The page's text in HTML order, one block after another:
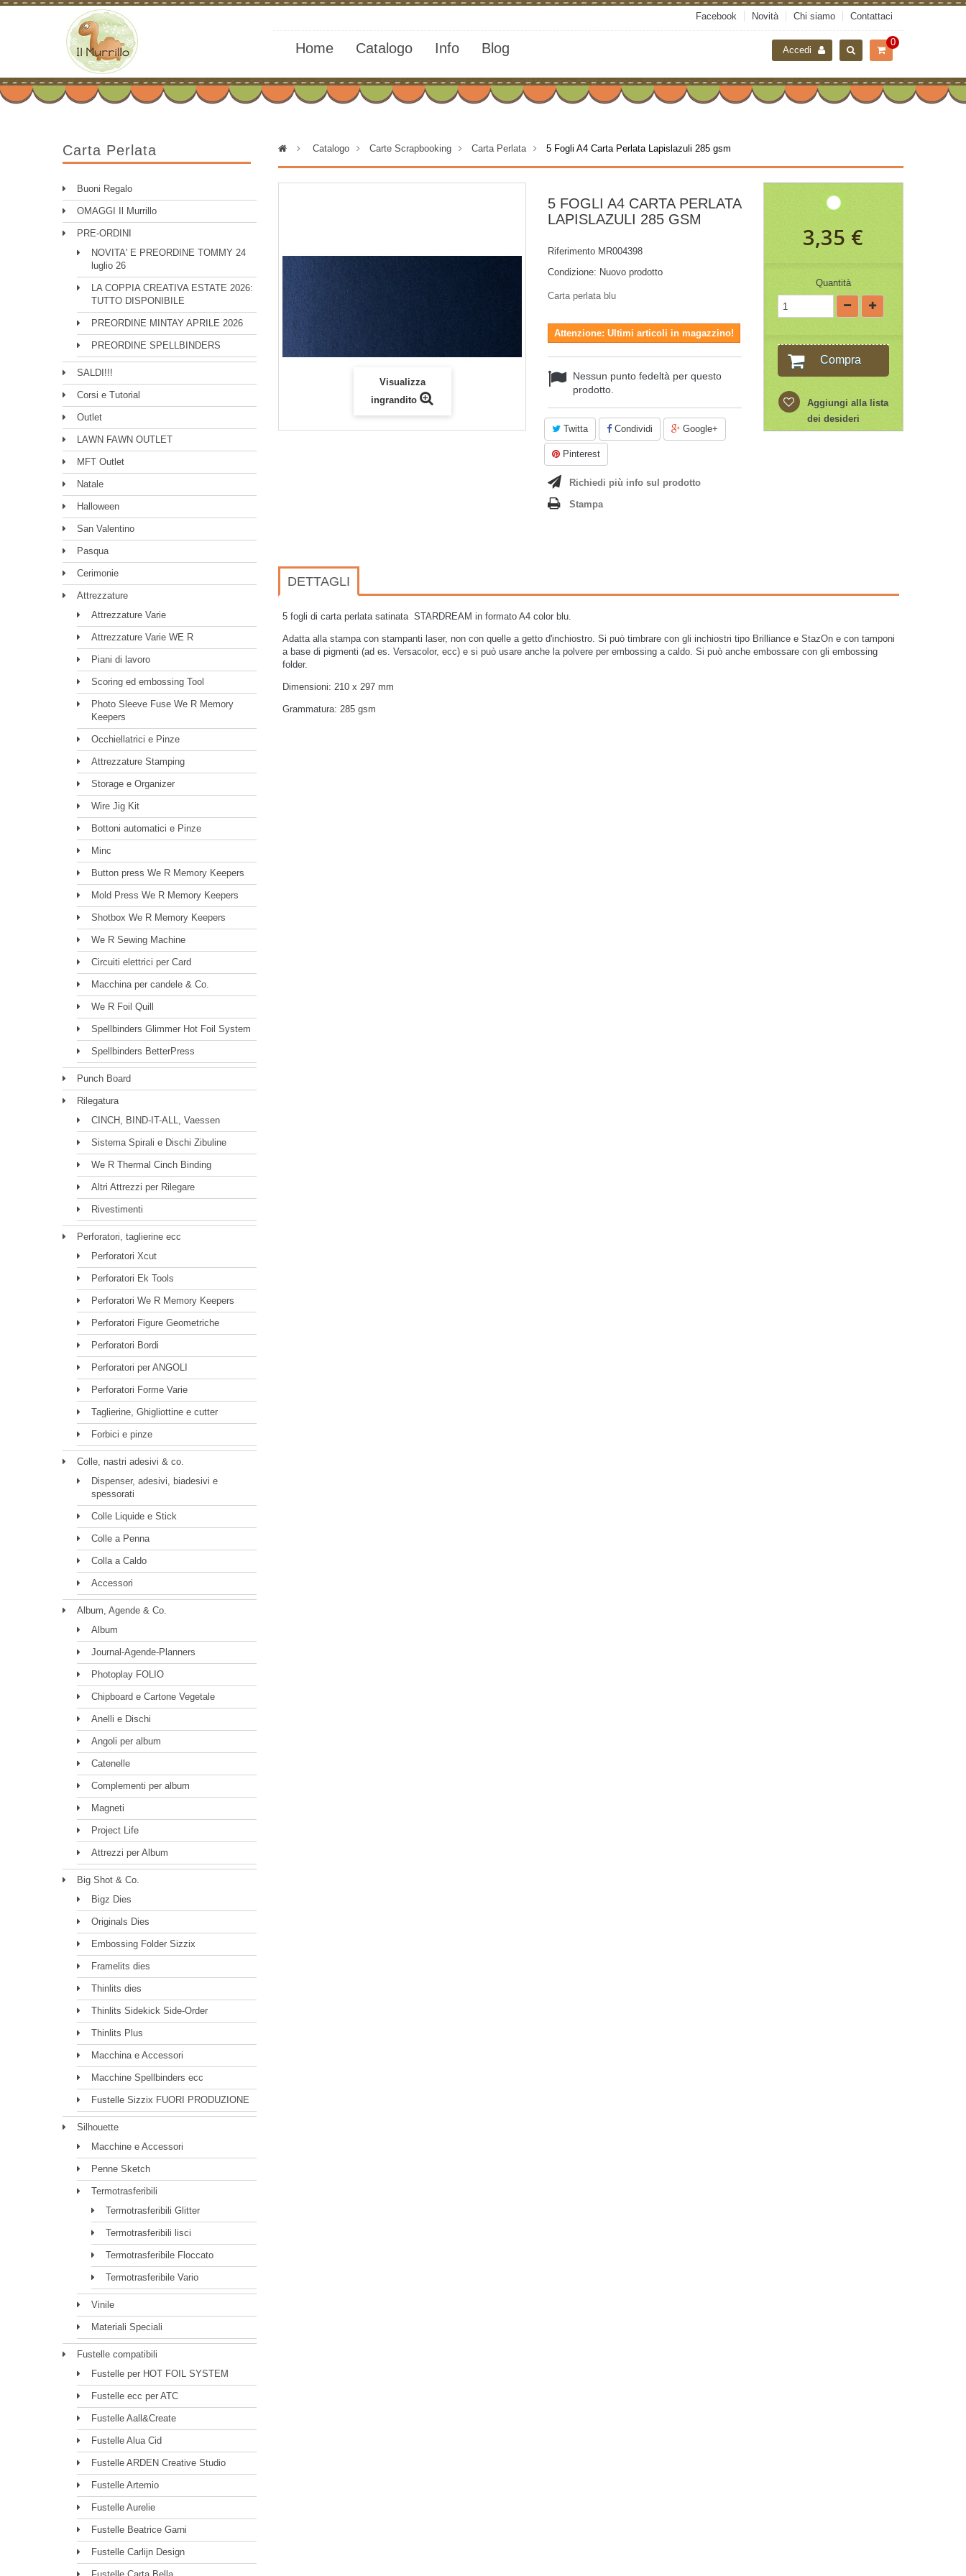
Facebook Novità Chi siamo Contattaci
0
Home Catalogo Info Blog Accedi
Carta Perlata
Buoni Regalo
OMAGGI Il Murrillo
PRE-ORDINI
NOVITA' E PREORDINE TOMMY 24
luglio 26
LA COPPIA CREATIVA ESTATE 2026:
TUTTO DISPONIBILE
PREORDINE MINTAY APRILE 2026
PREORDINE SPELLBINDERS
SALDI!!!
Corsi e Tutorial
Outlet
LAWN FAWN OUTLET
MFT Outlet
Natale
Halloween
San Valentino
Pasqua
Cerimonie
Attrezzature
Attrezzature Varie
Attrezzature Varie WE R
Piani di lavoro
Scoring ed embossing Tool
Photo Sleeve Fuse We R Memory
Keepers
Occhiellatrici e Pinze
Attrezzature Stamping
Storage e Organizer
Wire Jig Kit
Bottoni automatici e Pinze
Minc
Button press We R Memory Keepers
Mold Press We R Memory Keepers
Shotbox We R Memory Keepers
We R Sewing Machine
Circuiti elettrici per Card
Macchina per candele & Co.
We R Foil Quill
Spellbinders Glimmer Hot Foil System
Spellbinders BetterPress
Punch Board
Rilegatura
CINCH, BIND-IT-ALL, Vaessen
Sistema Spirali e Dischi Zibuline
We R Thermal Cinch Binding
Altri Attrezzi per Rilegare
Rivestimenti
Perforatori, taglierine ecc
Perforatori Xcut
Perforatori Ek Tools
Perforatori We R Memory Keepers
Perforatori Figure Geometriche
Perforatori Bordi
Perforatori per ANGOLI
Perforatori Forme Varie
Taglierine, Ghigliottine e cutter
Forbici e pinze
Colle, nastri adesivi & co.
Dispenser, adesivi, biadesivi e
spessorati
Colle Liquide e Stick
Colle a Penna
Colla a Caldo
Accessori
Album, Agende & Co.
Album
Journal-Agende-Planners
Photoplay FOLIO
Chipboard e Cartone Vegetale
Anelli e Dischi
Angoli per album
Catenelle
Complementi per album
Magneti
Project Life
Attrezzi per Album
Big Shot & Co.
Bigz Dies
Originals Dies
Embossing Folder Sizzix
Framelits dies
Thinlits dies
Thinlits Sidekick Side-Order
Thinlits Plus
Macchina e Accessori
Macchine Spellbinders ecc
Fustelle Sizzix FUORI PRODUZIONE
Silhouette
Macchine e Accessori
Penne Sketch
Termotrasferibili
Termotrasferibili Glitter
Termotrasferibili lisci
Termotrasferibile Floccato
Termotrasferibile Vario
Vinile
Materiali Speciali
Fustelle compatibili
Fustelle per HOT FOIL SYSTEM
Fustelle ecc per ATC
Fustelle Aall&Create
Fustelle Alua Cid
Fustelle ARDEN Creative Studio
Fustelle Artemio
Fustelle Aurelie
Fustelle Beatrice Garni
Fustelle Carlijn Design
> Catalogo > Carte Scrapbooking > Carta Perlata > 5 Fogli A4 Carta Perlata Lapislazuli 285 gsm
Visualizza
ingrandito
5 FOGLI A4 CARTA PERLATA
LAPISLAZULI 285 GSM
Riferimento MR004398
Condizione: Nuovo prodotto
Carta perlata blu
Attenzione: Ultimi articoli in magazzino!
Nessun punto fedeltà per questo
prodotto.
Twitta Condividi Google+
Pinterest
Richiedi più info sul prodotto
Stampa
3,35 €
Quantità
Compra
Aggiungi alla lista
dei desideri
DETTAGLI
5 fogli di carta perlata satinata STARDREAM in formato A4 color blu.
Adatta alla stampa con stampanti laser, non con quelle a getto d'inchiostro. Si può timbrare con gli inchiostri tipo Brilliance e StazOn e con tamponi
a base di pigmenti (ad es. Versacolor, ecc) e si può usare anche la polvere per embossing a caldo. Si può anche embossare con gli embossing
folder.
Dimensioni: 210 x 297 mm
Grammatura: 285 gsm